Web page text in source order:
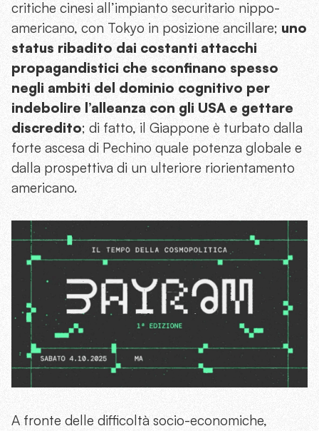
critiche cinesi all’impianto securitario nippo-
americano, con Tokyo in posizione ancillare; uno
status ribadito dai costanti attacchi
propagandistici che sconfinano spesso
negli ambiti del dominio cognitivo per
indebolire l’alleanza con gli USA e gettare
discredito; di fatto, il Giappone è turbato dalla
forte ascesa di Pechino quale potenza globale e
dalla prospettiva di un ulteriore riorientamento
americano.
A fronte delle difficoltà socio-economiche,